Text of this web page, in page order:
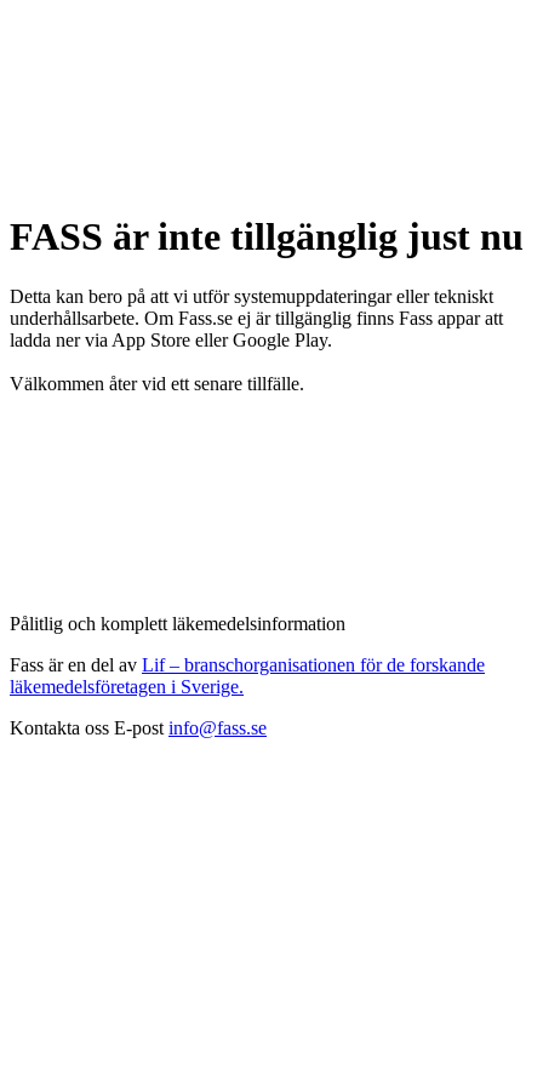
FASS är inte tillgänglig just nu
Detta kan bero på att vi utför systemuppdateringar eller tekniskt
underhållsarbete. Om Fass.se ej är tillgänglig finns Fass appar att
ladda ner via App Store eller Google Play.
Välkommen åter vid ett senare tillfälle.
Pålitlig och komplett läkemedelsinformation
Fass är en del av Lif – branschorganisationen för de forskande
läkemedelsföretagen i Sverige.
Kontakta oss E-post info@fass.se